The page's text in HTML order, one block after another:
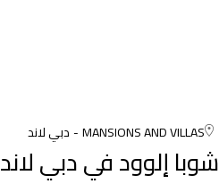
MANSIONS AND VILLAS دبي لاند
شوبا إلوود في دبي لاند